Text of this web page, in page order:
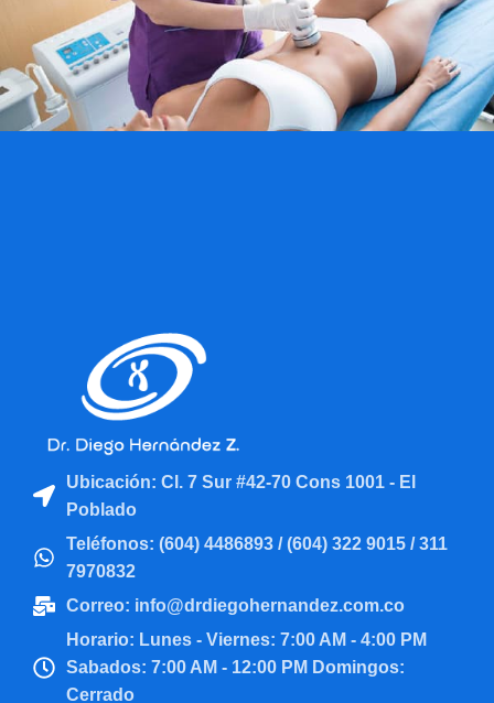
Ubicación: Cl. 7 Sur #42-70 Cons 1001 - El
Poblado
Teléfonos: (604) 4486893 / (604) 322 9015 / 311
7970832
Correo: info@drdiegohernandez.com.co
Horario: Lunes - Viernes: 7:00 AM - 4:00 PM
Sabados: 7:00 AM - 12:00 PM Domingos:
Cerrado